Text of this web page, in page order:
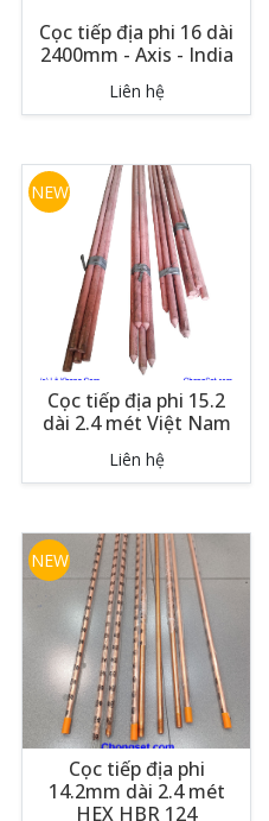
Cọc tiếp địa phi 16 dài
2400mm - Axis - India
Liên hệ
NEW
Cọc tiếp địa phi 15.2
dài 2.4 mét Việt Nam
Liên hệ
NEW
Cọc tiếp địa phi
14.2mm dài 2.4 mét
HEX HBR 124